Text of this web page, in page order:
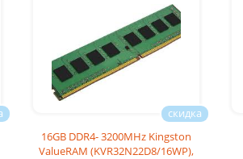
16GB DDR4- 3200MHz Kingston
ValueRAM (KVR32N22D8/16WP),